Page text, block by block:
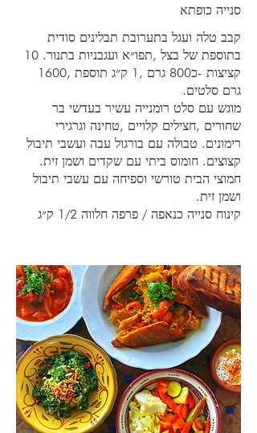
סנייה כופתא
קבב טלה ועגל בתערובת תבלינים סודית
בתוספת של בצל ,תפו״א ועגבניות בתנור. 10
קציצות -כ800 גרם ,1 ק״ג תוספת ,1600
מוגש עם סלט רומנייה עשיר בעדשי בר
שחורים ,חצילים קלויים ,טחינה וגרגירי
רימונים. טבולה עם בורגול עבה ועשבי תיבול
קצוצים. חומוס ביתי עם שקדים ושמן זית.
חמוצי הבית טורשי וספיחה עם עשבי תיבול
קינוח סנייה כנאפה / פרפה חלווה 1/2 ק״ג